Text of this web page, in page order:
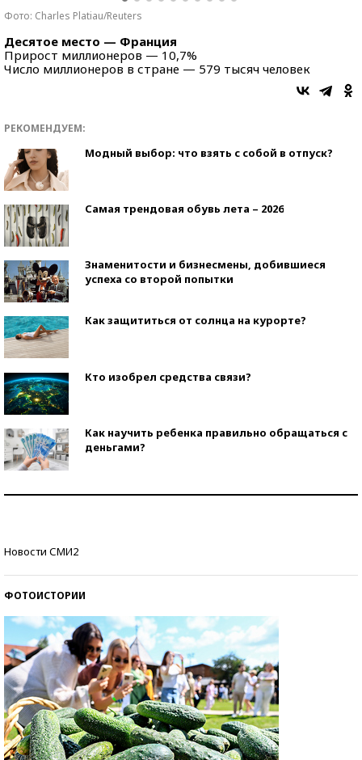
Фото: Charles Platiau/Reuters
Десятое место — Франция
Прирост миллионеров — 10,7%
Число миллионеров в стране — 579 тысяч человек
РЕКОМЕНДУЕМ:
Модный выбор: что взять с собой в отпуск?
Самая трендовая обувь лета – 2026
Знаменитости и бизнесмены, добившиеся
успеха со второй попытки
Как защититься от солнца на курорте?
Кто изобрел средства связи?
Как научить ребенка правильно обращаться с
деньгами?
Новости СМИ2
ФОТОИСТОРИИ